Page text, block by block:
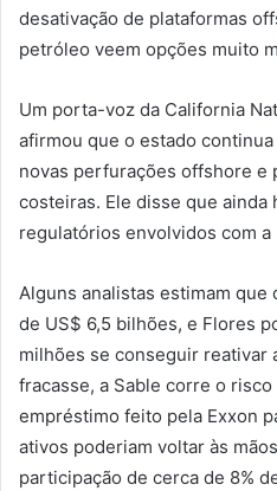
desativação de plataformas
petróleo veem opções muito
Um porta-voz da California
afirmou que o estado
novas perfurações offshore e
costeiras. Ele disse que ainda
regulatórios envolvidos com a
Alguns analistas estimam
de US$ 6,5 bilhões, e Flores
milhões se conseguir reativar
fracasse, a Sable corre o
empréstimo feito pela Exxon
ativos poderiam voltar às
participação de cerca de 8%